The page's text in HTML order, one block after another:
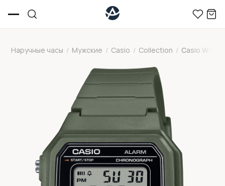
Наручные часы / Мужские / Casio / Collection / Casio W-